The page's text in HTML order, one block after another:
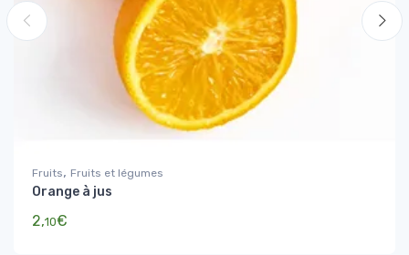
Fruits, Fruits et légumes
Orange à jus
2,10€